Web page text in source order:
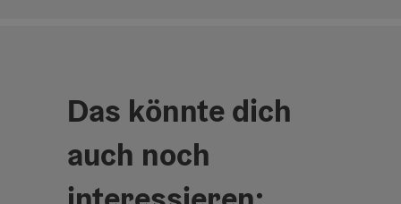
Das könnte dich
auch noch